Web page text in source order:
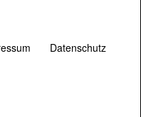
Datenschutz